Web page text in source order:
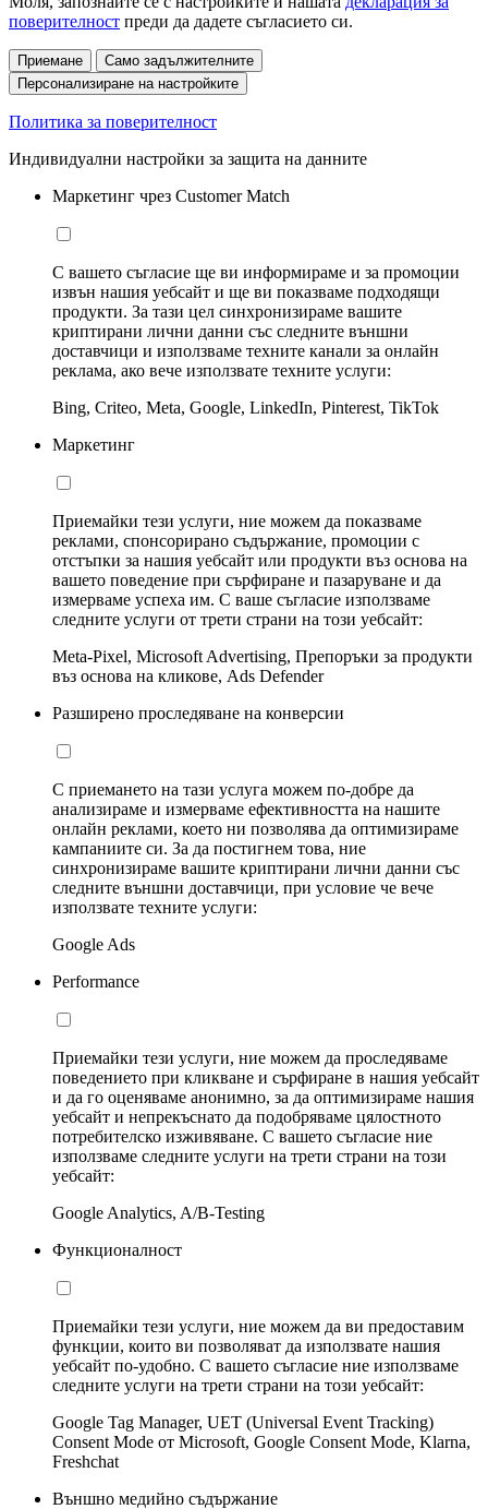
поверителност преди да дадете съгласието си.
Приемане
Само задължителните
Персонализиране на настройките
Политика за поверителност
Индивидуални настройки за защита на данните
Маркетинг чрез Customer Match
С вашето съгласие ще ви информираме и за промоции
извън нашия уебсайт и ще ви показваме подходящи
продукти. За тази цел синхронизираме вашите
криптирани лични данни със следните външни
доставчици и използваме техните канали за онлайн
реклама, ако вече използвате техните услуги:
Bing, Criteo, Meta, Google, LinkedIn, Pinterest, TikTok
Маркетинг
Приемайки тези услуги, ние можем да показваме
реклами, спонсорирано съдържание, промоции с
отстъпки за нашия уебсайт или продукти въз основа на
вашето поведение при сърфиране и пазаруване и да
измерваме успеха им. С ваше съгласие използваме
следните услуги от трети страни на този уебсайт:
Meta-Pixel, Microsoft Advertising, Препоръки за продукти
въз основа на кликове, Ads Defender
Разширено проследяване на конверсии
С приемането на тази услуга можем по-добре да
анализираме и измерваме ефективността на нашите
онлайн реклами, което ни позволява да оптимизираме
кампаниите си. За да постигнем това, ние
синхронизираме вашите криптирани лични данни със
следните външни доставчици, при условие че вече
използвате техните услуги:
Google Ads
Performance
Приемайки тези услуги, ние можем да проследяваме
поведението при кликване и сърфиране в нашия уебсайт
и да го оценяваме анонимно, за да оптимизираме нашия
уебсайт и непрекъснато да подобряваме цялостното
потребителско изживяване. С вашето съгласие ние
използваме следните услуги на трети страни на този
уебсайт:
Google Analytics, A/B-Testing
Функционалност
Приемайки тези услуги, ние можем да ви предоставим
функции, които ви позволяват да използвате нашия
уебсайт по-удобно. С вашето съгласие ние използваме
следните услуги на трети страни на този уебсайт:
Google Tag Manager, UET (Universal Event Tracking)
Consent Mode от Microsoft, Google Consent Mode, Klarna,
Freshchat
Външно медийно съдържание